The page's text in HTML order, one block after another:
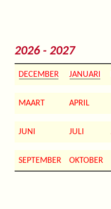
2026 - 2027
DECEMBER JANUARI
MAART APRIL
JUNI JULI
SEPTEMBER OKTOBER